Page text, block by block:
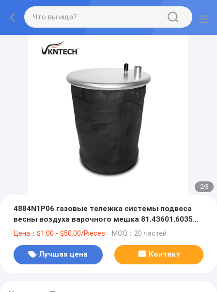
2/3
4884N1P06 газовые тележка системы подвеса
весны воздуха варочного мешка 81.43601.6035
резиновая разделяет варочные мешки стального
Цена：$1.00 - $50.00/Pieces MOQ：20 частей
Лучшая цена Контакт